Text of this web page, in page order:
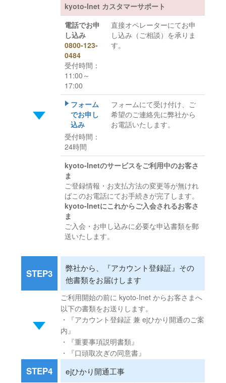
kyoto-Inet カスタマーサポート
電話でお申
し込み
0800-123-
0484
受付時間：
11:00～
17:00
直接オペレーターにてお申
し込み（ご相談）を承りま
す。
フォーム
でお申し
込み
受付時間：
24時間
フォームにて受け付け、ご
希望のご連絡先に弊社から
お電話いたします。
kyoto-Inetのサービスをご利用中のお客さ
ま
ご登録情報・お支払方法の変更等が無けれ
ばこのお電話にてお手続きが完了します。
kyoto-Inetにこれからご入会されるお客さ
ま
ご入会・お申し込みに必要な申込書類を郵
送いたします。
STEP3
弊社から、『アカウント登録証』その
他書類をお届けします
ご利用開始の前に kyoto-Inet からお客さまへ
以下の書類をお送りします。
・『アカウント登録証 兼 ejひかり開通のご案
内』
・『重要事項説明書類』
・『口頭取次ぎの同意書』
STEP4 ejひかり開通工事